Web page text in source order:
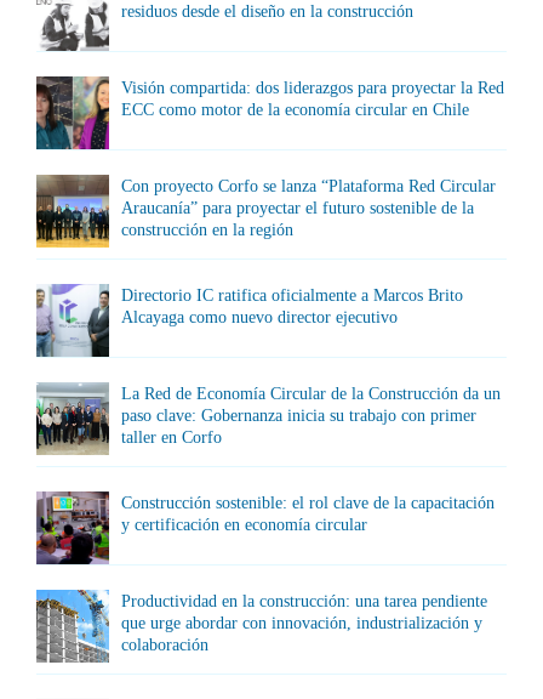
residuos desde el diseño en la construcción
Visión compartida: dos liderazgos para proyectar la Red
ECC como motor de la economía circular en Chile
Con proyecto Corfo se lanza “Plataforma Red Circular
Araucanía” para proyectar el futuro sostenible de la
construcción en la región
Directorio IC ratifica oficialmente a Marcos Brito
Alcayaga como nuevo director ejecutivo
La Red de Economía Circular de la Construcción da un
paso clave: Gobernanza inicia su trabajo con primer
taller en Corfo
Construcción sostenible: el rol clave de la capacitación
y certificación en economía circular
Productividad en la construcción: una tarea pendiente
que urge abordar con innovación, industrialización y
colaboración